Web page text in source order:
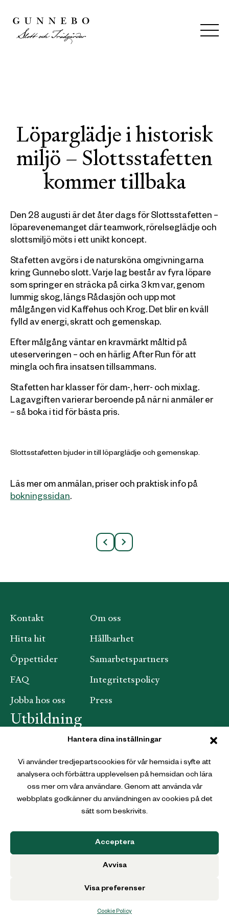
Hantera dina inställningar
Vi använder tredjepartscookies för vår hemsida i syfte att
analysera och förbättra upplevelsen på hemsidan och lära
oss mer om våra användare. Genom att använda vår
webbplats godkänner du användningen av cookies på det
sätt som beskrivits.
Acceptera
Avvisa
Visa preferenser
Cookie Policy
Löparglädje i historisk
miljö – Slottsstafetten
kommer tillbaka
Den 28 augusti är det åter dags för Slottsstafetten –
löparevenemanget där teamwork, rörelseglädje och
slottsmiljö möts i ett unikt koncept.
Stafetten avgörs i de natursköna omgivningarna
kring Gunnebo slott. Varje lag består av fyra löpare
som springer en sträcka på cirka 3 km var, genom
lummig skog, längs Rådasjön och upp mot
målgången vid Kaffehus och Krog. Det blir en kväll
fylld av energi, skratt och gemenskap.
Efter målgång väntar en kravmärkt måltid på
uteserveringen – och en härlig After Run för att
mingla och fira insatsen tillsammans.
Stafetten har klasser för dam-, herr- och mixlag.
Lagavgiften varierar beroende på när ni anmäler er
– så boka i tid för bästa pris.
Slottsstafetten bjuder in till löparglädje och gemenskap.
Läs mer om anmälan, priser och praktisk info på
bokningssidan.
Gunnebo Slott och Trädgårdar
Kontakt
Hitta hit
Öppettider
FAQ
Jobba hos oss
Om oss
Hållbarhet
Samarbetspartners
Integritetspolicy
Press
Utbildning
Gunnebo slott och trädgårdar utbildar framtidens
trädgårdsmästare och florister. Vi delar vår
kunskap om hållbarhet genom kurser, projekt och
Läs mer om våra utbildningar här